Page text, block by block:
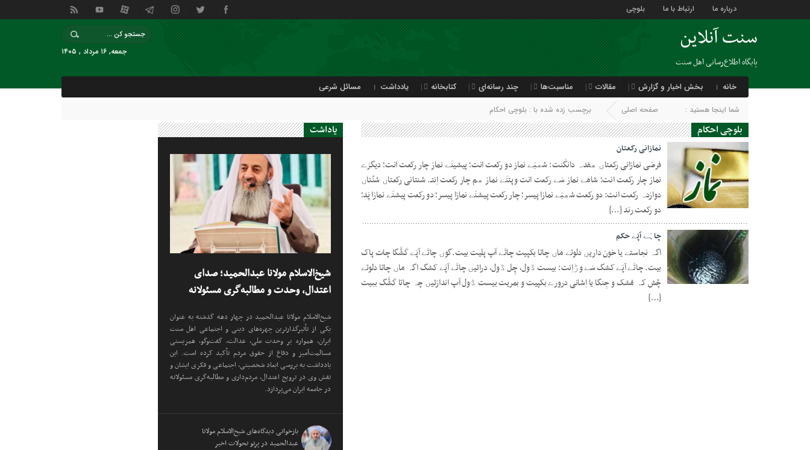
درباره ما ارتباط با ما بلوچی
سنت آنلاین
پایگاه اطلاع‌رسانی اهل سنت
جمعه, ۱۶ مرداد , ۱۴۰۵
خانه بخش اخبار و گزارش مقالات مناسبت‌ها چند رسانه‌ای کتابخانه یادداشت مسائل شرعی
شما اینجا هستید : صفحه اصلی برچسب زده شده با : بلوچی احکام
بلوچی احکام
نمازانی رکعتان
فرضی نمازانی رکعتاں ھفدہ دانگَنت: سُھبَے نماز دو رکعت انت؛ پیشینَے نماز چار رکعت انت؛ دیگرَے
نماز چار رکعت انت؛ شامَے نماز سَے رکعت انت وپتنَے نماز ھم چار رکعت اِنتـ. سُنتانی رکعتاں سُنّتاں
دوازدہ رکعت انت: دو رکعت سُھبَے نمازا پیسر؛ چار رکعت پیشنَے نمازا پیسر؛ دو رکعت پیشنَے نمازا پَد؛
دو رکعت رند […]
19 ژوئن 2021
چاہَے آپَے حکم
اگہ نجاستے یا خون داریں دلوتے ماں چاتا بکپیت چاتَے آپ پلیت بیت.گوں چاتَے آپَے کَشَّگا چات پاک
بیت. چاتَے آپَے کشگ سَے وڑاِنت: بیست ڈول، چِل ڈول، درائیں چاتَے آپَے کشگ اگہ ماں چاتا دلوتے
چُش کہ مُشک و جِنگا یا اِشانی درورے بکپیت و بمریت بیست ڈول آپ اندازئیں چہ چاتا کَشَّگ ببیت
[…]
یاداشت
شیخ‌الاسلام مولانا عبدالحمید؛ صدای
اعتدال، وحدت و مطالبه‌گری مسئولانه
شیخ‌الاسلام مولانا عبدالحمید در چهار دهه گذشته به عنوان
یکی از تأثیرگذارترین چهره‌های دینی و اجتماعی اهل سنت
ایران، همواره بر وحدت ملی، عدالت، گفت‌وگو، همزیستی
مسالمت‌آمیز و دفاع از حقوق مردم تأکید کرده است. این
یادداشت به بررسی ابعاد شخصیتی، اجتماعی و فکری ایشان و
نقش وی در ترویج اعتدال، مردم‌داری و مطالبه‌گری مسئولانه
در جامعه ایران می‌پردازد.
بازخوانی دیدگاه‌های شیخ‌الاسلام مولانا
عبدالحمید در پرتو تحولات اخیر